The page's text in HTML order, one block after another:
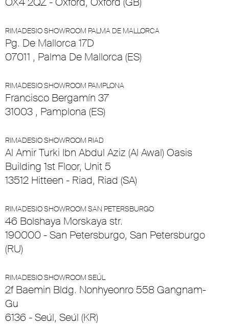
RIMADESIO SHOWROOM PALMA DE MALLORCA
Pg. De Mallorca 17D
07011 , Palma De Mallorca (ES)
RIMADESIO SHOWROOM PAMPLONA
Francisco Bergamín 37
31003 , Pamplona (ES)
RIMADESIO SHOWROOM RIAD
Al Amir Turki Ibn Abdul Aziz (Al Awal) Oasis
Building 1st Floor, Unit 5
13512 Hitteen - Riad, Riad (SA)
RIMADESIO SHOWROOM SAN PETERSBURGO
46 Bolshaya Morskaya str.
190000 - San Petersburgo, San Petersburgo
(RU)
RIMADESIO SHOWROOM SEÚL
2f Baemin Bldg. Nonhyeonro 558 Gangnam-
Gu
6136 - Seúl, Seúl (KR)